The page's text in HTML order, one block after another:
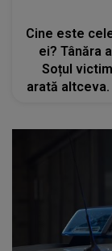
Cine este
ei? Tânăra
Soțul
arată altceva.